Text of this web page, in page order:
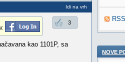
Idi na vrh
3
:
kao 1101P, sa
NOVE